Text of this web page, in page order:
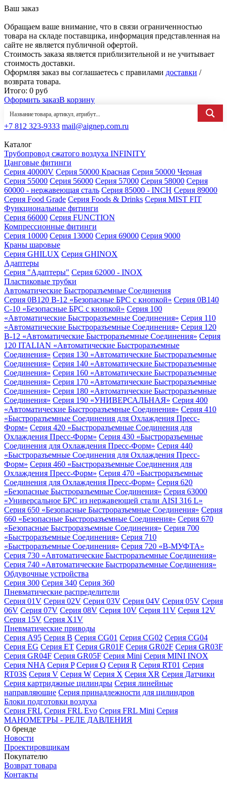
Ваш заказ
Обращаем ваше внимание, что в связи ограниченностью
товара на складе поставщика, информация представленная на
сайте не является публичной офертой.
Стоимость заказа является приблизительной и не учитывает
стоимость доставки.
Оформляя заказ вы соглашаетесь с правилами доставки /
возврата товара.
Итого: 0 руб
Оформить заказВ корзину
+7 812 323-9333 mail@aignep.com.ru
Каталог
Трубопровод сжатого воздуха INFINITY
Цанговые фитинги
Серия 40000V Серия 50000 Красная Серия 50000 Черная
Серия 55000 Серия 56000 Серия 57000 Серия 58000 Серия
60000 - нержавеющая сталь Серия 85000 - INCH Серия 89000
Серия Food Grade Серия Foods & Drinks Серия MIST FIT
Функциональные фитинги
Серия 66000 Серия FUNCTION
Компрессионные фитинги
Серия 10000 Серия 13000 Серия 69000 Серия 9000
Краны шаровые
Серия GHILUX Серия GHINOX
Адаптеры
Серия "Адаптеры" Серия 62000 - INOX
Пластиковые трубки
Автоматические Быстроразъемные Соединения
Серия 0B120 B-12 «Безопасные БРС с кнопкой» Серия 0B140
C-10 «Безопасные БРС с кнопкой» Серия 100
«Автоматические Быстроразъемные Соединения» Серия 110
«Автоматические Быстроразъемные Соединения» Серия 120
B-12 «Автоматические Быстроразъемные Соединения» Серия
120 ITALIAN «Автоматические Быстроразъемные
Соединения» Серия 130 «Автоматические Быстроразъемные
Соединения» Серия 140 «Автоматические Быстроразъемные
Соединения» Серия 160 «Автоматические Быстроразъемные
Соединения» Серия 170 «Автоматические Быстроразъемные
Соединения» Серия 180 «Автоматические Быстроразъемные
Соединения» Серия 190 «УНИВЕРСАЛЬНАЯ» Серия 400
«Автоматические Быстроразъемные Соединения» Серия 410
«Быстроразъемные Соединения для Охлаждения Пресс-
Форм» Серия 420 «Быстроразъемные Соединения для
Охлаждения Пресс-Форм» Серия 430 «Быстроразъемные
Соединения для Охлаждения Пресс-Форм» Серия 440
«Быстроразъемные Соединения для Охлаждения Пресс-
Форм» Серия 460 «Быстроразъемные Соединения для
Охлаждения Пресс-Форм» Серия 470 «Быстроразъемные
Соединения для Охлаждения Пресс-Форм» Серия 620
«Безопасные Быстроразъемные Соединения» Серия 63000
«Универсальное БРС из нержавеющей стали AISI 316 L»
Серия 650 «Безопасные Быстроразъемные Соединения» Серия
660 «Безопасные Быстроразъемные Соединения» Серия 670
«Безопасные Быстроразъемные Соединения» Серия 700
«Быстроразъемные Соединения» Серия 710
«Быстроразъемные Соединения» Серия 720 «B-МУФТА»
Серия 730 «Автоматические Быстроразъемные Соединения»
Серия 740 «Автоматические Быстроразъемные Соединения»
Обдувочные устройства
Серия 300 Серия 340 Серия 360
Пневматические распределители
Серия 01V Серия 02V Серия 03V Серия 04V Серия 05V Серия
06V Серия 07V Серия 08V Серия 10V Серия 11V Серия 12V
Серия 15V Серия X1V
Пневматические приводы
Серия A95 Серия B Серия CG01 Серия CG02 Серия CG04
Серия EG Серия ET Серия GR01F Серия GR02F Серия GR03F
Серия GR04F Серия GR05F Серия Mini Серия MINI INOX
Серия NHA Серия P Серия Q Серия R Серия RT01 Серия
RT03S Серия V Серия W Серия X Серия XR Серия Датчики
Серия картриджные цилиндры Серия линейные
направляющие Серия принадлежности для цилиндров
Блоки подготовки воздуха
Серия FRL Серия FRL Evo Серия FRL Mini Серия
МАНОМЕТРЫ - РЕЛЕ ДАВЛЕНИЯ
О бренде
Новости
Проектировщикам
Покупателю
Возврат товара
Контакты